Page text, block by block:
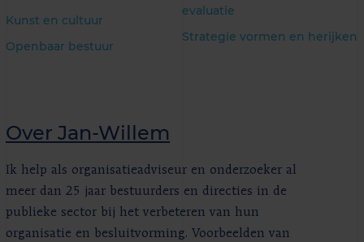
Over Jan-Willem
Ik help als organisatieadviseur en onderzoeker al
meer dan 25 jaar bestuurders en directies in de
publieke sector bij het verbeteren van hun
organisatie en besluitvorming. Voorbeelden van
Kunst en cultuur
Openbaar bestuur
evaluatie
Strategie vormen en herijken